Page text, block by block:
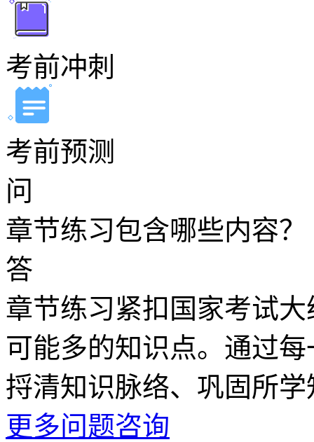
考前冲刺
考前预测
问
章节练习包含哪些内容？
答
章节练习紧扣国家考试
可能多的知识点。通过
捋清知识脉络、巩固所学
更多问题咨询